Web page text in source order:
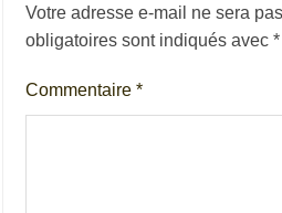
Votre adresse e-mail ne sera
obligatoires sont indiqués avec*
Commentaire*